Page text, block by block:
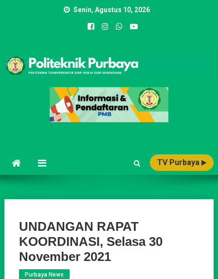
Senin, Agustus 10, 2026
POLITEKNIK PURBAYA
TV Purbaya
UNDANGAN RAPAT
KOORDINASI, Selasa 30
November 2021
Purbaya News